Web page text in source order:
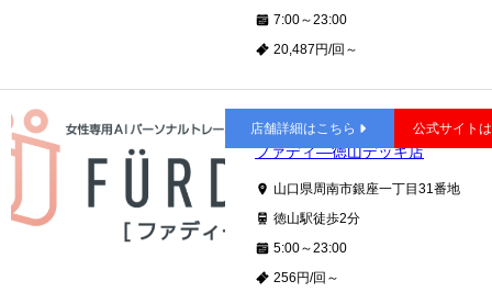
7:00～23:00
20,487円/回～
徳山
ファディ―徳山デッキ店
山口県周南市銀座一丁目31番地
徳山駅徒歩2分
5:00～23:00
256円/回～
店舗詳細はこちら 公式サイト